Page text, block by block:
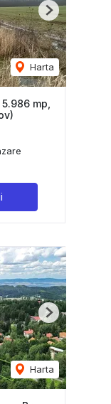
Harta
Next
mp,
Harta
Next